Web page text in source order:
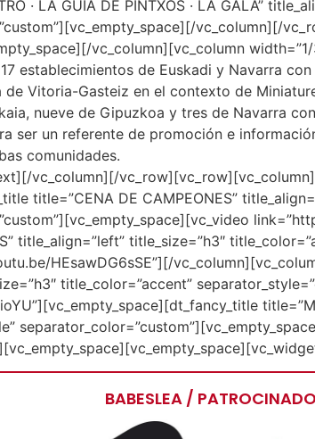
· LA GUÍA DE PINTXOS · LA GALA”
vc_column][/
vc_column][vc_column
establecimientos de Euskadi y Navarra
Vitoria-Gasteiz en el contexto de
nueve de Gipuzkoa y tres de Navarra
ser un referente de promoción e
comunidades.
vc_column][/
title=”CENA DE CAMPEONES”
title_align=”left” title_size=”h3″
HEsawDG6sSE”][/
title_color=”accent”
BABESLEA /